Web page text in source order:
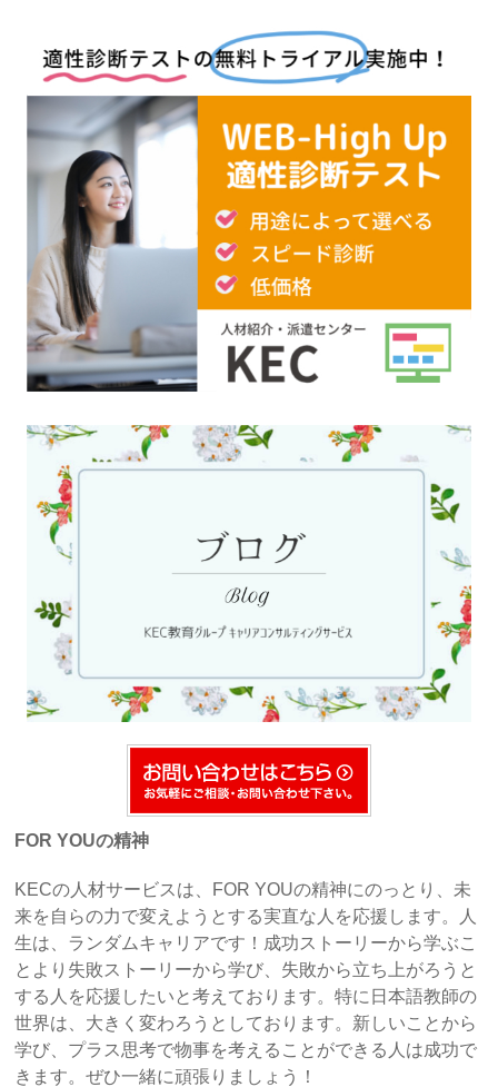
FOR YOUの精神
KECの人材サービスは、FOR YOUの精神にのっとり、未
来を自らの力で変えようとする実直な人を応援します。人
生は、ランダムキャリアです！成功ストーリーから学ぶこ
とより失敗ストーリーから学び、失敗から立ち上がろうと
する人を応援したいと考えております。特に日本語教師の
世界は、大きく変わろうとしております。新しいことから
学び、プラス思考で物事を考えることができる人は成功で
きます。ぜひ一緒に頑張りましょう！